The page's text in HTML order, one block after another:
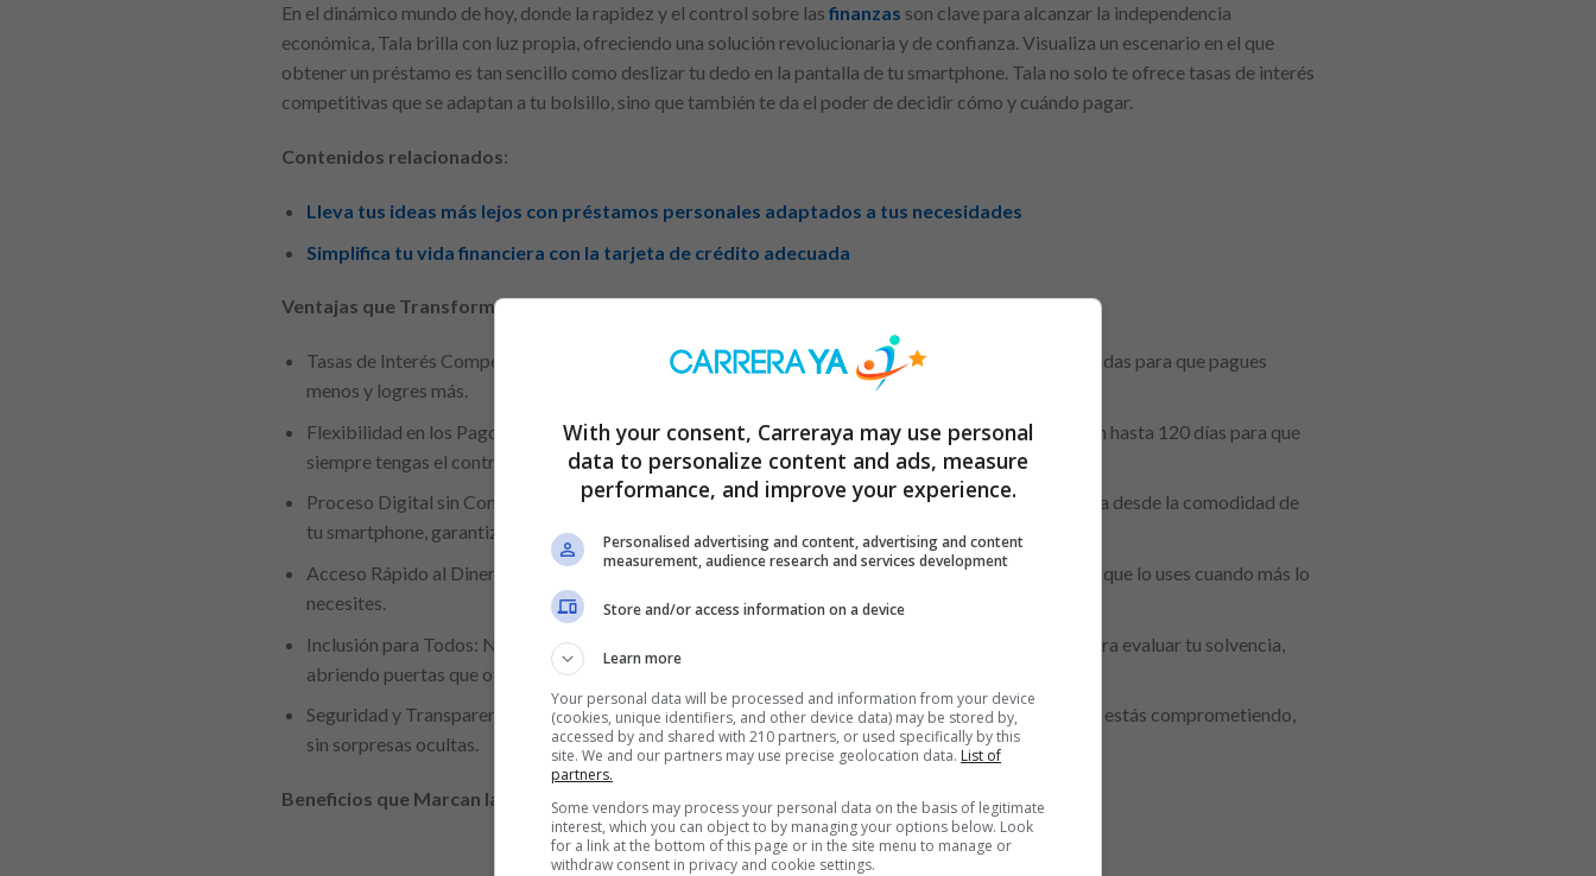
En el dinámico mundo de hoy, donde la rapidez y el control sobre las finanzas son clave para alcanzar la independencia
económica, Tala brilla con luz propia, ofreciendo una solución revolucionaria y de confianza. Visualiza un escenario en el que
obtener un préstamo es tan sencillo como deslizar tu dedo en la pantalla de tu smartphone. Tala no solo te ofrece tasas de interés
competitivas que se adaptan a tu bolsillo, sino que también te da el poder de decidir cómo y cuándo pagar.
Contenidos relacionados:
Lleva tus ideas más lejos con préstamos personales adaptados a tus necesidades
Simplifica tu vida financiera con la tarjeta de crédito adecuada
Ventajas que Transforman
Tasas de Interés Competitivas: Disfruta de tasas que compiten con las mejores del mercado, diseñadas para que pagues
menos y logres más.
Flexibilidad en los Pagos: Adapta tu plan de pagos a tu ritmo de vida, con opciones que se extienden hasta 120 días para que
siempre tengas el control.
Proceso Digital sin Complicaciones: Olvídate del papeleo y las largas filas. Con Tala, todo se maneja desde la comodidad de
tu smartphone, garantizando una experiencia fluida y eficiente.
Acceso Rápido al Dinero: Una vez aprobado, el dinero vuela directo a tu cuenta bancaria, listo para que lo uses cuando más lo
necesites.
Inclusión para Todos: No importa si no tienes historial crediticio. Usamos datos no tradicionales para evaluar tu solvencia,
abriendo puertas que otros cierran.
Seguridad y Transparencia: Tu información está protegida y siempre sabrás exactamente en qué te estás comprometiendo,
sin sorpresas ocultas.
Beneficios que Marcan la Diferencia
With your consent, Carreraya may use personal
data to personalize content and ads, measure
performance, and improve your experience.
Personalised advertising and content, advertising and content
measurement, audience research and services development
Store and/or access information on a device
Learn more
Your personal data will be processed and information from your device
(cookies, unique identifiers, and other device data) may be stored by,
accessed by and shared with 210 partners, or used specifically by this
site. We and our partners may use precise geolocation data. List of
partners.
Some vendors may process your personal data on the basis of legitimate
interest, which you can object to by managing your options below. Look
for a link at the bottom of this page or in the site menu to manage or
withdraw consent in privacy and cookie settings.